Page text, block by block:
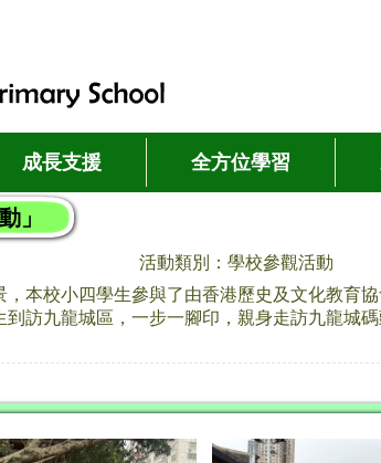
成長支援 全方位學習
」
活動類別：學校參觀活動
本校小四學生參與了由香港歷史及文化教育
訪九龍城區，一步一腳印，親身走訪九龍城